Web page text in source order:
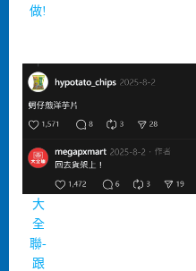
做!
大
全
聯-
跟